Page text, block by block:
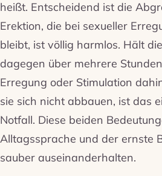
heißt. Entscheidend ist die
Erektion, die bei sexueller
bleibt, ist völlig harmlos. Hält
dagegen über mehrere
Erregung oder Stimulation
sie sich nicht abbauen, ist das
Notfall. Diese beiden
Alltagssprache und der ernste
sauber auseinanderhalten.